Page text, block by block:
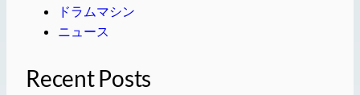
ドラムマシン
ニュース
Recent Posts